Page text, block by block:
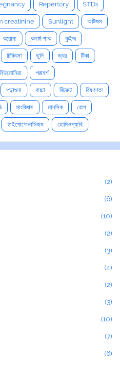
Repertory STDs
creatinine Sunlight অটিজম
করোনা কলমি শাক কুইজ
চিকিৎসা ছুলি জ্বর টিকা
নিউমোনিয়া পরামর্শ
পড়াশুনা বাচ্চা বিটরুট বিষণ্ণতা
মাংকিপক্স মানসিক রোগ
হাইপোগোনাডিজম হোমিওপ্যাথি
(2)
(6)
(10)
(2)
(3)
(4)
(2)
(3)
(10)
(7)
(6)